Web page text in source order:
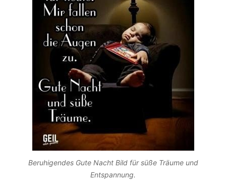
Beruhigendes Gute Nacht Bild für süße Träume und
Entspannung.